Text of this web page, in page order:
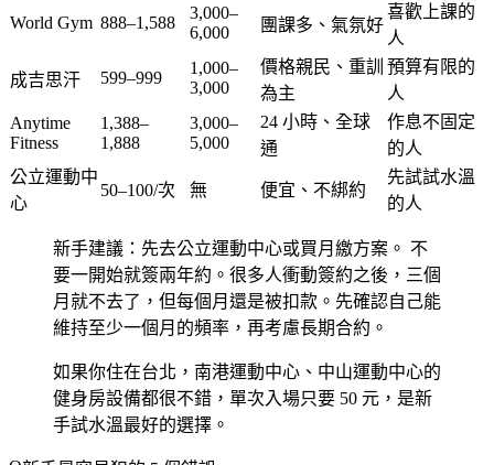
World Gym 888–1,588
3,000–
6,000
團課多、氣氛好
喜歡上課的
人
成吉思汗 599–999
1,000–
3,000
價格親民、重訓
為主
預算有限的
人
Anytime
Fitness
1,388–
1,888
3,000–
5,000
24 小時、全球
通
作息不固定
的人
公立運動中
心
50–100/次 無 便宜、不綁約
先試試水溫
的人
新手建議：先去公立運動中心或買月繳方案。 不
要一開始就簽兩年約。很多人衝動簽約之後，三個
月就不去了，但每個月還是被扣款。先確認自己能
維持至少一個月的頻率，再考慮長期合約。
如果你住在台北，南港運動中心、中山運動中心的
健身房設備都很不錯，單次入場只要 50 元，是新
手試水溫最好的選擇。